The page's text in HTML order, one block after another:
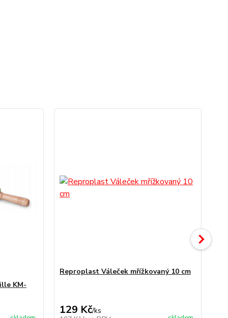
KM-
Reproplast Váleček mřížkovaný 10 cm
129 Kč/ks